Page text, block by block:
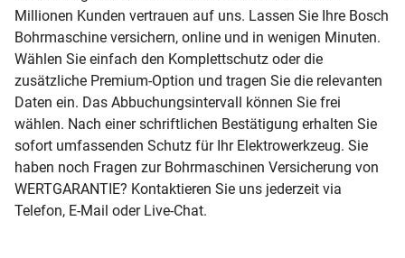
Millionen Kunden vertrauen auf uns. Lassen Sie Ihre Bosch
Bohrmaschine versichern, online und in wenigen Minuten.
Wählen Sie einfach den Komplettschutz oder die
zusätzliche Premium-Option und tragen Sie die relevanten
Daten ein. Das Abbuchungsintervall können Sie frei
wählen. Nach einer schriftlichen Bestätigung erhalten Sie
sofort umfassenden Schutz für Ihr Elektrowerkzeug. Sie
haben noch Fragen zur Bohrmaschinen Versicherung von
WERTGARANTIE? Kontaktieren Sie uns jederzeit via
Telefon, E-Mail oder Live-Chat.